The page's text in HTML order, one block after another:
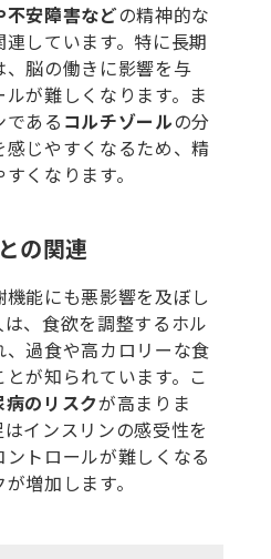
不安障害などの精神的な
しています。特に長期
脳の働きに影響を与
が難しくなります。ま
である コルチゾールの分
じやすくなるため、精
くなります。
の関連
能にも悪影響を及ぼし
、食欲を調整するホル
過食や高カロリーな食
が知られています。こ
病のリスクが高まりま
インスリンの感受性を
トロールが難しくなる
増加します。